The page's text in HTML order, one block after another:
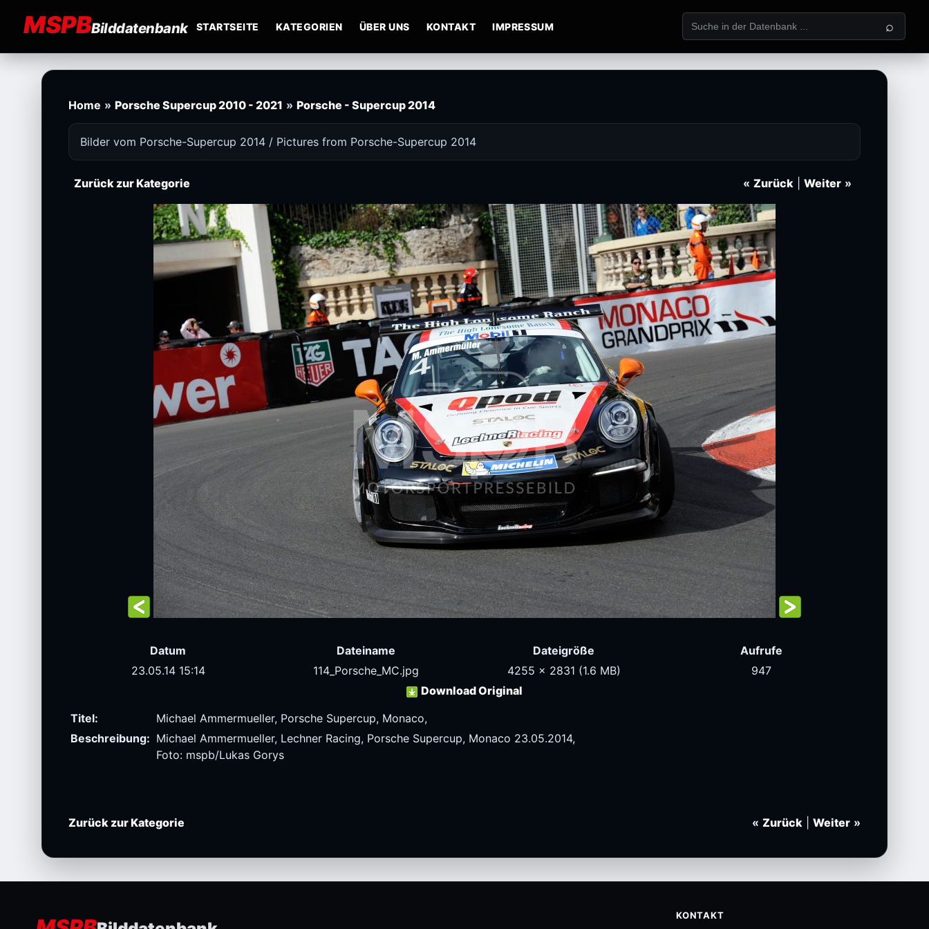
MSPBBilddatenbank STARTSEITE KATEGORIEN ÜBER UNS KONTAKT IMPRESSUM ⌕
Home » Porsche Supercup 2010 - 2021 » Porsche - Supercup 2014
Bilder vom Porsche-Supercup 2014 / Pictures from Porsche-Supercup 2014
« Zurück Weiter »
Zurück zur Kategorie
Datum Dateiname Dateigröße
Aufrufe
23.05.14 15:14
114_Porsche_MC.jpg 4255 x 2831 (1.6 MB)
947
Download Original
Titel:
Michael Ammermueller, Porsche Supercup, Monaco,
Beschreibung: Michael Ammermueller, Lechner Racing, Porsche Supercup, Monaco 23.05.2014,
Foto: mspb/Lukas Gorys
Zurück zur Kategorie « Zurück Weiter »
KONTAKT